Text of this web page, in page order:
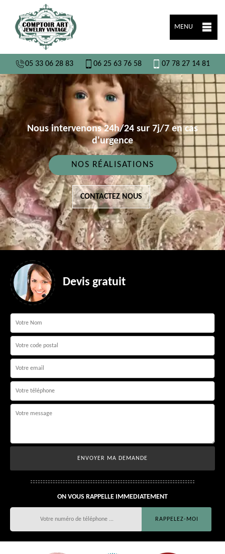
MENU
05 33 06 28 83 06 25 63 76 58 07 78 27 14 81
Nous intervenons 24h/24 sur 7j/7 en cas
d'urgence
NOS RÉALISATIONS
CONTACTEZ NOUS
Devis gratuit
ON VOUS RAPPELLE IMMEDIATEMENT